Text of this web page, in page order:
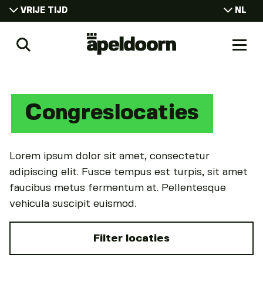
VRIJE TIJD
WONEN
STUDEREN
Uit
NL
DE
Zoeken
Naar
Congreslocaties
Lorem ipsum dolor sit amet, consectetur
adipiscing elit. Fusce tempus est turpis, sit amet
faucibus metus fermentum at. Pellentesque
vehicula suscipit euismod.
Filter locaties